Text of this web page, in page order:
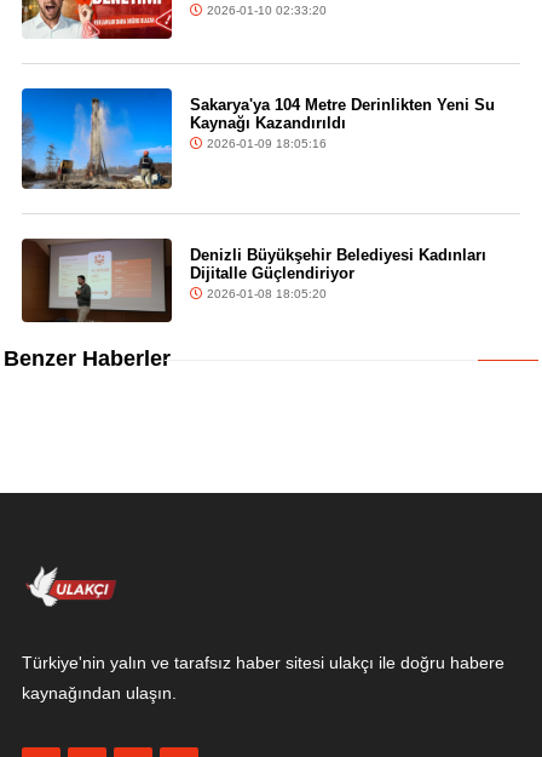
2026-01-10 02:33:20
Sakarya'ya 104 Metre Derinlikten Yeni Su
Kaynağı Kazandırıldı
2026-01-09 18:05:16
Denizli Büyükşehir Belediyesi Kadınları
Dijitalle Güçlendiriyor
2026-01-08 18:05:20
Benzer Haberler
Türkiye'nin yalın ve tarafsız haber sitesi ulakçı ile doğru habere
kaynağından ulaşın.